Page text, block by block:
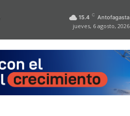
15.4 C Antofagasta
jueves, 6 agosto, 2026